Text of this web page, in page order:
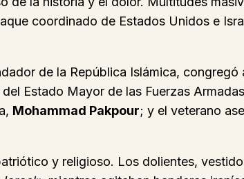
coordinado de Estados Unidos e
de la República Islámica, congregó
Estado Mayor de las Fuerzas
Mohammad Pakpour; y el veterano
y religioso. Los dolientes,